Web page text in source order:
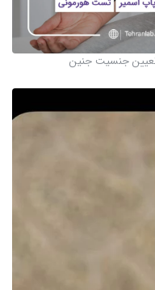
جنسیت جنین